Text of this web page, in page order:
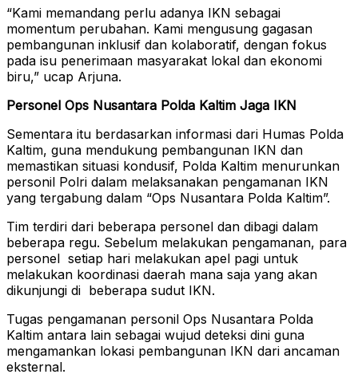
“Kami memandang perlu adanya IKN sebagai
momentum perubahan. Kami mengusung gagasan
pembangunan inklusif dan kolaboratif, dengan fokus
pada isu penerimaan masyarakat lokal dan ekonomi
biru,” ucap Arjuna.
Personel Ops Nusantara Polda Kaltim Jaga IKN
Sementara itu berdasarkan informasi dari Humas Polda
Kaltim, guna mendukung pembangunan IKN dan
memastikan situasi kondusif, Polda Kaltim menurunkan
personil Polri dalam melaksanakan pengamanan IKN
yang tergabung dalam “Ops Nusantara Polda Kaltim”.
Tim terdiri dari beberapa personel dan dibagi dalam
beberapa regu. Sebelum melakukan pengamanan, para
personel setiap hari melakukan apel pagi untuk
melakukan koordinasi daerah mana saja yang akan
dikunjungi di beberapa sudut IKN.
Tugas pengamanan personil Ops Nusantara Polda
Kaltim antara lain sebagai wujud deteksi dini guna
mengamankan lokasi pembangunan IKN dari ancaman
eksternal.